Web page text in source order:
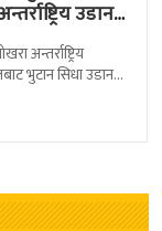
उडान
अन्तर्राष्ट्रिय
भुटान सिधा उडान